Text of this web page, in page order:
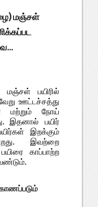
மஞ்சள்
மஞ்சள் பயிரில்
ஊட்டச்சத்து
மற்றும் நோய்
இதனால் பயிர்
இறக்கும்
இவற்றை
காப்பாற்ற